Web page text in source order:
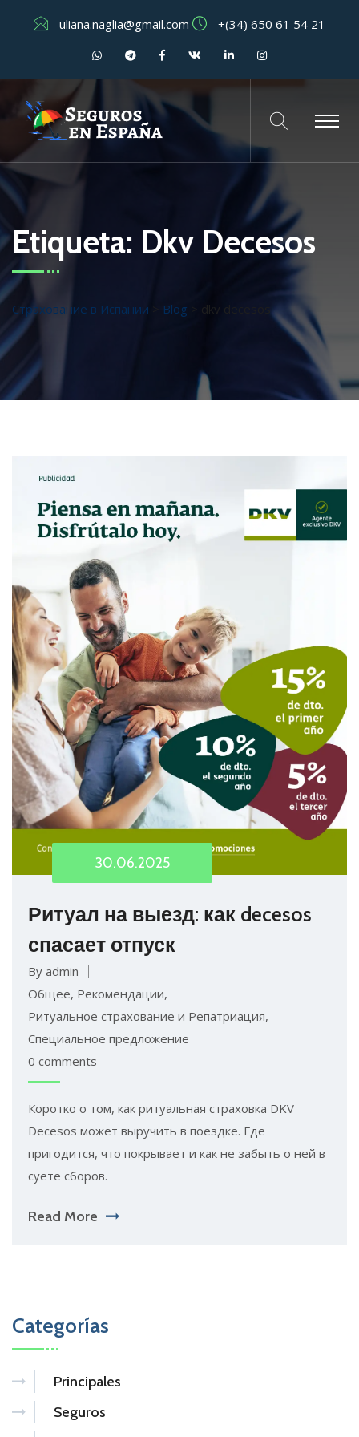
uliana.naglia@gmail.com +(34) 650 61 54 21
Etiqueta: Dkv Decesos
Страхование в Испании Blog dkv decesos
30.06.2025
Ритуал на выезд: как decesos
спасает отпуск
By admin
Общее, Рекомендации,
Ритуальное страхование и Репатриация,
Специальное предложение
0 comments
Коротко о том, как ритуальная страховка DKV
Decesos может выручить в поездке. Где
пригодится, что покрывает и как не забыть о ней в
суете сборов.
Read More
Categorías
Principales
Seguros